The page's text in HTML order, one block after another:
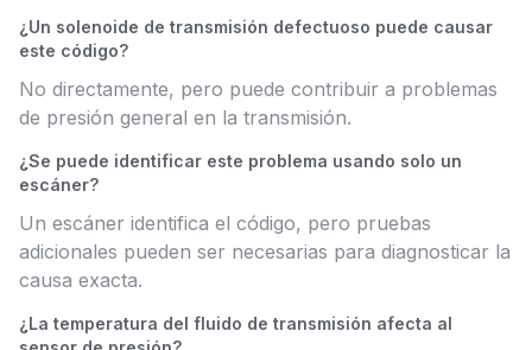
¿Un solenoide de transmisión defectuoso puede causar
este código?
No directamente, pero puede contribuir a problemas
de presión general en la transmisión.
¿Se puede identificar este problema usando solo un
escáner?
Un escáner identifica el código, pero pruebas
adicionales pueden ser necesarias para diagnosticar la
causa exacta.
¿La temperatura del fluido de transmisión afecta al